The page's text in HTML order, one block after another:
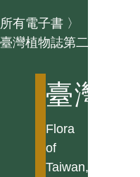
所有電子書 〉
臺灣植物誌第二版
臺灣植
Flora
of
Taiwan,